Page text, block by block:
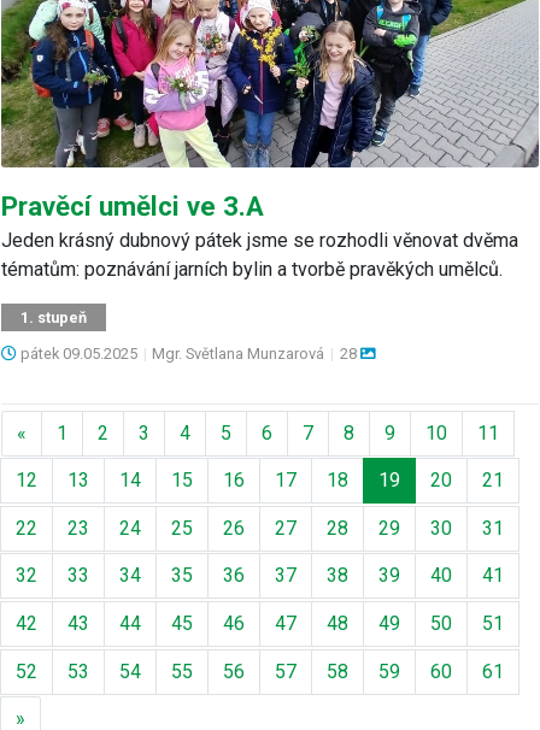
Pravěcí umělci ve 3.A
Jeden krásný dubnový pátek jsme se rozhodli věnovat dvěma
tématům: poznávání jarních bylin a tvorbě pravěkých umělců.
1. stupeň
pátek 09.05.2025 | Mgr. Světlana Munzarová | 28
« Předchozí
1 2 3 4 5 6 7 8 9 10 11
12 13 14 15 16 17 18 19 20 21
22 23 24 25 26 27 28 29 30 31
32 33 34 35 36 37 38 39 40 41
42 43 44 45 46 47 48 49 50 51
52 53 54 55 56 57 58 59 60 61
»